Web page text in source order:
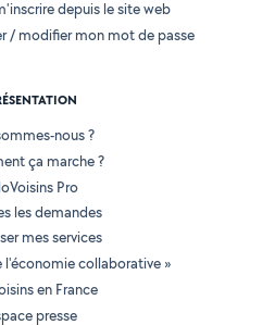
depuis le site web
/ modifier mon mot de passe
nous ?
ça marche ?
Pro
les demandes
mes services
l'économie collaborative »
en France
presse